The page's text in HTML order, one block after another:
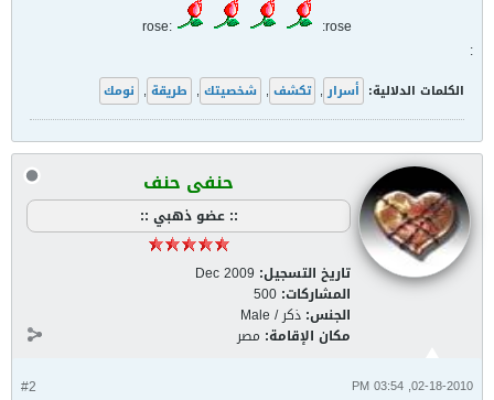
rose:
:rose
:
الكلمات الدلالية: أسرار , تكشف , شخصيتك , طريقة , نومك
حنفى حنف
:: عضو ذهبي ::
تاريخ التسجيل: Dec 2009
المشاركات: 500
الجنس: ذكر / Male
مكان الإقامة: مصر
#2 02-18-2010, 03:54 PM